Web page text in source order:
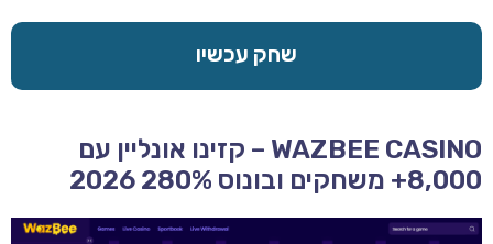
שחק עכשיו
WAZBEE CASINO – קזינו אונליין עם
8,000+ משחקים ובונוס 280% 2026